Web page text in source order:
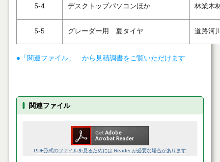
5-4 デスクトップパソコンほか 林業木
5-5 グレーダー用 夏タイヤ 道路河
●「関連ファイル」 から見積調書をご覧いただけます
関連ファイル
PDF形式のファイルを見るためには Reader が必要な場合があります